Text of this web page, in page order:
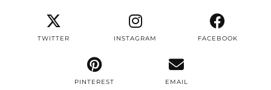
TWITTER INSTAGRAM FACEBOOK
PINTEREST EMAIL